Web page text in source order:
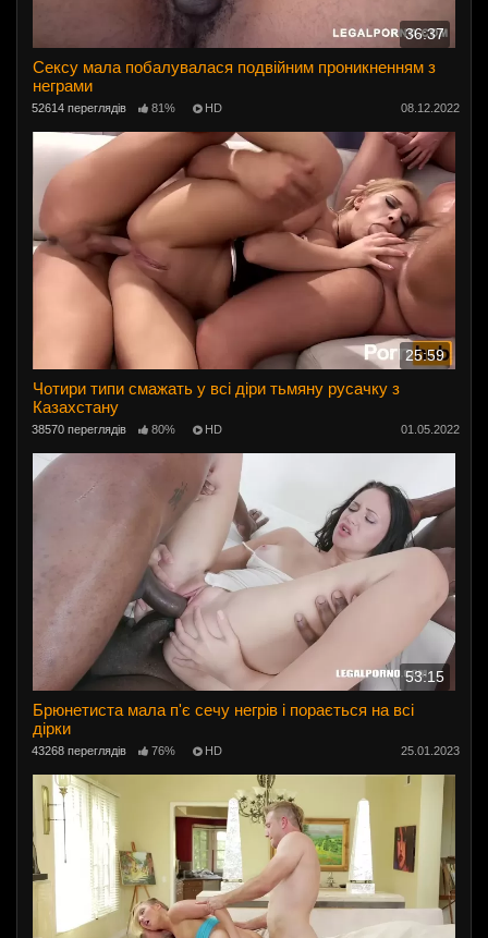
36:37
Сексу мала побалувалася подвійним проникненням з
неграми
52614 переглядів 81% HD 08.12.2022
25:59
Чотири типи смажать у всі діри тьмяну русачку з
Казахстану
38570 переглядів 80% HD 01.05.2022
53:15
Брюнетиста мала п'є сечу негрів і порається на всі
дірки
43268 переглядів 76% HD 25.01.2023